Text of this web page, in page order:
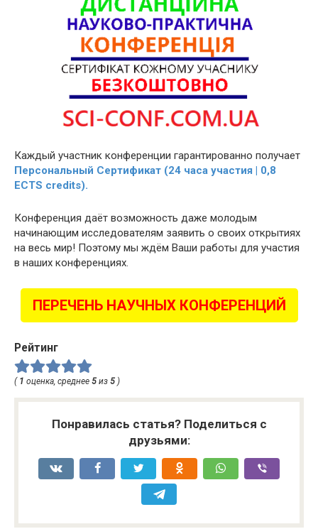
Каждый участник конференции гарантированно получает
Персональный Сертификат (24 часа участия | 0,8
ECTS credits).
Конференция даёт возможность даже молодым
начинающим исследователям заявить о своих открытиях
на весь мир! Поэтому мы ждём Ваши работы для участия
в наших конференциях.
ПЕРЕЧЕНЬ НАУЧНЫХ КОНФЕРЕНЦИЙ
Рейтинг
( 1 оценка, среднее 5 из 5 )
Понравилась статья? Поделиться с
друзьями: